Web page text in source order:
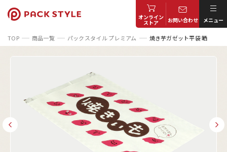
オンライン
ストア お問い合わせ メニュー
TOP 商品一覧 パックスタイル プレミアム 焼き芋ガゼット平袋 晒